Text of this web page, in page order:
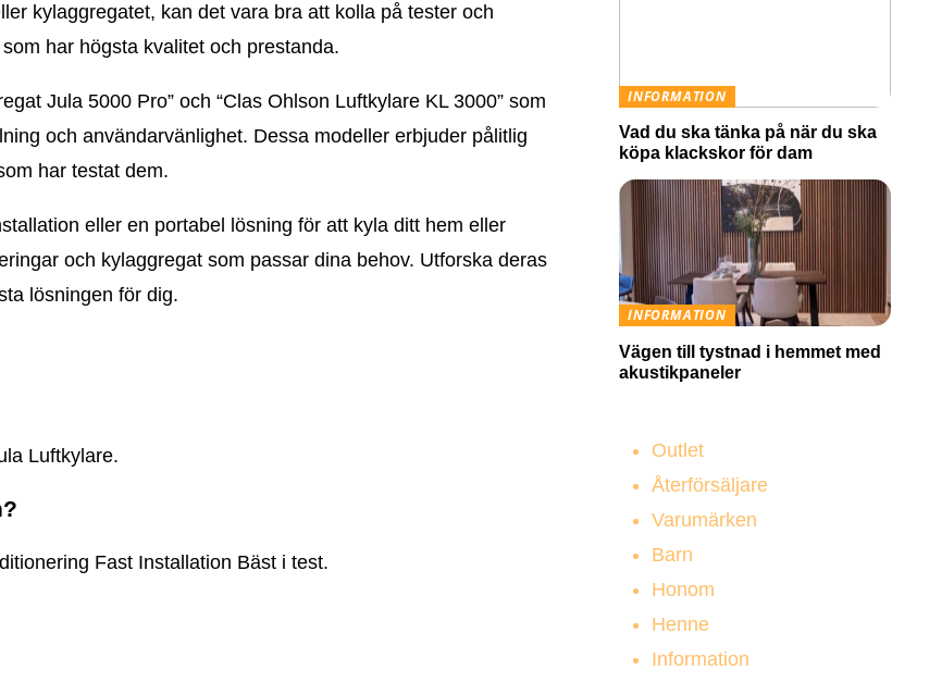
kylaggregatet, kan det vara bra att kolla på tester och
har högsta kvalitet och prestanda.
Jula 5000 Pro” och “Clas Ohlson Luftkylare KL 3000” som
och användarvänlighet. Dessa modeller erbjuder pålitlig
har testat dem.
eller en portabel lösning för att kyla ditt hem eller
och kylaggregat som passar dina behov. Utforska deras
lösningen för dig.
Luftkylare.
Fast Installation Bäst i test.
INFORMATION
Vad du ska tänka på när du ska
köpa klackskor för dam
INFORMATION
Vägen till tystnad i hemmet med
akustikpaneler
Outlet
Återförsäljare
Varumärken
Barn
Honom
Henne
Information